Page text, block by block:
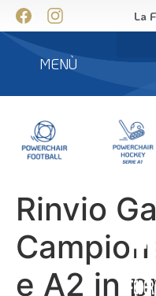
La
MENÙ
Rinvio
e A2 in